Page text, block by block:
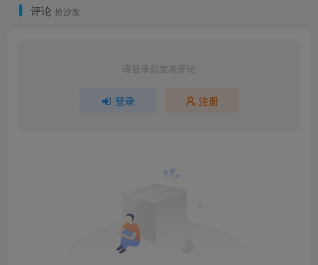
评论 抢沙发
请登录后发表评论
登录 注册